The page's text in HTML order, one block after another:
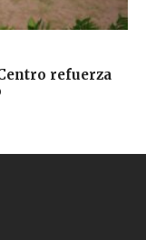
refuerza